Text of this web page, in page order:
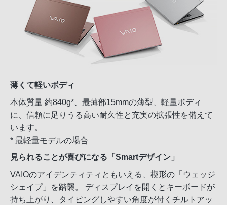
薄くて軽いボディ
本体質量 約840g*、最薄部15mmの薄型、軽量ボディ
に、信頼に足りうる高い耐久性と充実の拡張性を備えて
います。
* 最軽量モデルの場合
見られることが喜びになる「Smartデザイン」
VAIOのアイデンティティともいえる、楔形の「ウェッジ
シェイプ」を踏襲。 ディスプレイを開くとキーボードが
持ち上がり、タイピングしやすい角度が付くチルトアッ